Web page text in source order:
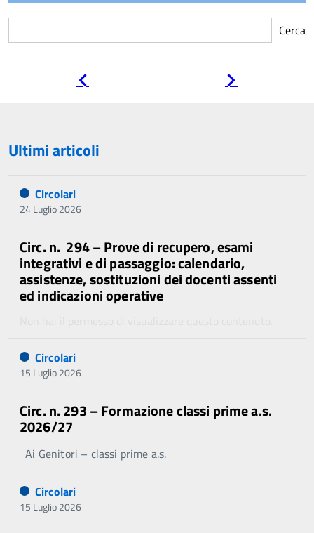
Cerca
Ultimi articoli
Circolari
24 Luglio 2026
Circ. n. 294 – Prove di recupero, esami
integrativi e di passaggio: calendario,
assistenze, sostituzioni dei docenti assenti
ed indicazioni operative
Circolari
15 Luglio 2026
Circ. n. 293 – Formazione classi prime a.s.
2026/27
Ai Genitori – classi prime a.s.
Circolari
15 Luglio 2026